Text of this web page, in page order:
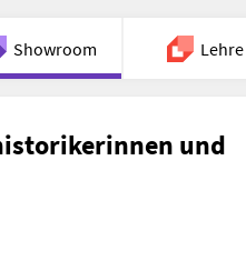
Showroom Lehre
und